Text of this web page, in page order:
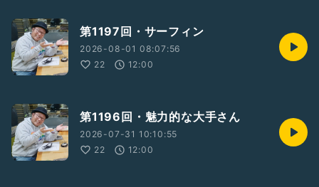
第1197回・サーフィン
2026-08-01 08:07:56
22
12:00
第1196回・魅力的な大手さん
2026-07-31 10:10:55
22
12:00